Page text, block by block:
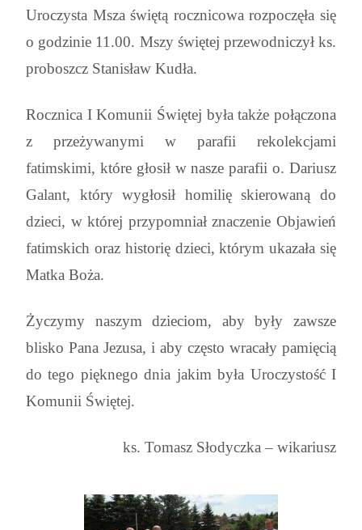
Uroczysta Msza świętą rocznicowa rozpoczęła się
o godzinie 11.00. Mszy świętej przewodniczył ks.
proboszcz Stanisław Kudła.
Rocznica I Komunii Świętej była także połączona
z przeżywanymi w parafii rekolekcjami
fatimskimi, które głosił w nasze parafii o. Dariusz
Galant, który wygłosił homilię skierowaną do
dzieci, w której przypomniał znaczenie Objawień
fatimskich oraz historię dzieci, którym ukazała się
Matka Boża.
Życzymy naszym dzieciom, aby były zawsze
blisko Pana Jezusa, i aby często wracały pamięcią
do tego pięknego dnia jakim była Uroczystość I
Komunii Świętej.
ks. Tomasz Słodyczka – wikariusz